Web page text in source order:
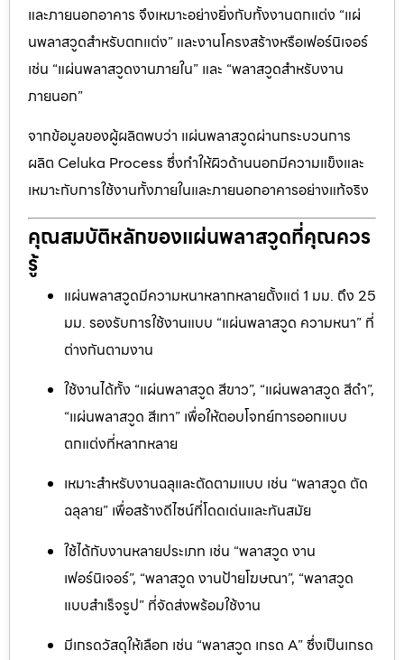
และภายนอกอาคาร จึงเหมาะอย่างยิ่งกับทั้งงานตกแต่ง “แผ่
นพลาสวูดสำหรับตกแต่ง” และงานโครงสร้างหรือเฟอร์นิเจอร์
เช่น “แผ่นพลาสวูดงานภายใน” และ “พลาสวูดสำหรับงาน
ภายนอก”
จากข้อมูลของผู้ผลิตพบว่า แผ่นพลาสวูดผ่านกระบวนการ
ผลิต Celuka Process ซึ่งทำให้ผิวด้านนอกมีความแข็งและ
เหมาะกับการใช้งานทั้งภายในและภายนอกอาคารอย่างแท้จริง
คุณสมบัติหลักของแผ่นพลาสวูดที่คุณควร
รู้
แผ่นพลาสวูดมีความหนาหลากหลายตั้งแต่ 1 มม. ถึง 25
มม. รองรับการใช้งานแบบ “แผ่นพลาสวูด ความหนา” ที่
ต่างกันตามงาน
ใช้งานได้ทั้ง “แผ่นพลาสวูด สีขาว”, “แผ่นพลาสวูด สีดำ”,
“แผ่นพลาสวูด สีเทา” เพื่อให้ตอบโจทย์การออกแบบ
ตกแต่งที่หลากหลาย
เหมาะสำหรับงานฉลุและตัดตามแบบ เช่น “พลาสวูด ตัด
ฉลุลาย” เพื่อสร้างดีไซน์ที่โดดเด่นและทันสมัย
ใช้ได้กับงานหลายประเภท เช่น “พลาสวูด งาน
เฟอร์นิเจอร์”, “พลาสวูด งานป้ายโฆษณา”, “พลาสวูด
แบบสำเร็จรูป” ที่จัดส่งพร้อมใช้งาน
มีเกรดวัสดุให้เลือก เช่น “พลาสวูด เกรด A” ซึ่งเป็นเกรด